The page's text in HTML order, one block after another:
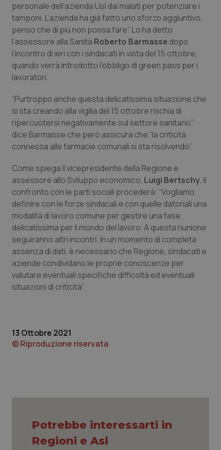
Calabria
Campania
Emilia-Romagna
Lazio
Liguria
Lombardia
Marche
Molise
Piemonte
Provincia Autonoma di Bolzano
Sardegna
Toscana
Umbria
Asma & BPCO
Car-T
Colesterolo & coronaropatie
Diabete & glucometri
Disturbi dell’umore
Dolore
Donna & Salute
Epatiti
HIV
Infezioni & Febbre
Malattia di Crohn & Rettocolite Ulcerosa
Obesità
Oftalmologia
personale dell’azienda Usl dai malati per potenziare i
tamponi. L’azienda ha già fatto uno sforzo aggiuntivo,
penso che di più non possa fare”. Lo ha detto
l’assessore alla Sanità Roberto Barmasse dopo
l’incontro di ieri con i sindacati in vista del 15 ottobre,
quando verrà introdotto l’obbligo di green pass per i
lavoratori.
“Purtroppo anche questa delicatissima situazione che
si sta creando alla vigilia del 15 ottobre rischia di
ripercuotersi negativamente sul settore sanitario”
dice Barmasse che però assicura che “la criticità
connessa alle farmacie comunali si sta risolvendo”.
Come spiega il vicepresidente della Regione e
assessore allo Sviluppo economico, Luigi Bertschy, il
confronto con le parti sociali procederà: “Vogliamo
definire con le forze sindacali e con quelle datoriali una
modalità di lavoro comune per gestire una fase
delicatissima per il mondo del lavoro. A questa riunione
seguiranno altri incontri. In un momento di completa
assenza di dati, è necessario che Regione, sindacati e
aziende condividano le proprie conoscenze per
valutare eventuali specifiche difficoltà ed eventuali
situazioni di criticità”.
13 Ottobre 2021
© Riproduzione riservata
Potrebbe interessarti in
Regioni e Asl